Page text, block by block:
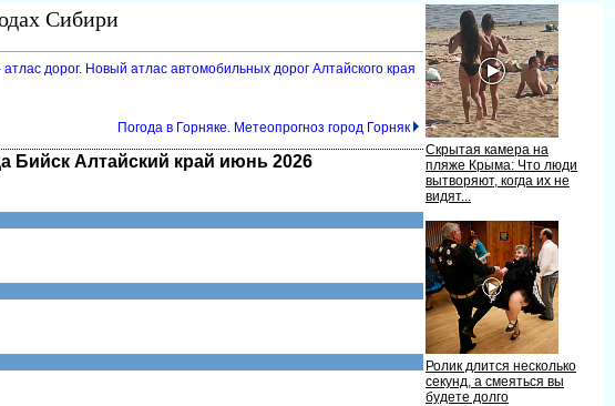
Скрытая камера на
пляже Крыма: Что люди
ытворяют, когда их не
идят...
Ролик длится несколько
секунд, а смеяться вы
удете долго
Сибири
атлас дорог. Новый атлас автомобильных дорог Алтайского края
Погода в Горняке. Метеопрогноз город Горняк
Бийск Алтайский край июнь 2026